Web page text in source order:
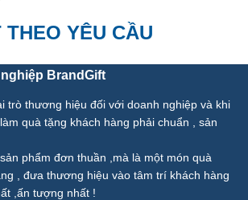
THEO YÊU CẦU
BrandGift
trò thương hiệu đối với doanh nghiệp và khi
quà tặng khách hàng phải chuẩn , sản
phẩm đơn thuần ,mà là một món quà
, đưa thương hiệu vào tâm trí khách hàng
,ấn tượng nhất !